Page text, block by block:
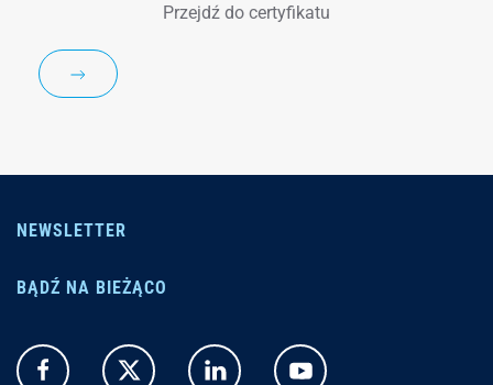
Przejdź do certyfikatu
NEWSLETTER
BĄDŹ NA BIEŻĄCO